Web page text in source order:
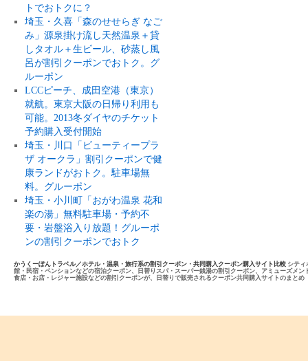
トでおトクに？
埼玉・久喜「森のせせらぎ なご
み」源泉掛け流し天然温泉＋貸
しタオル＋生ビール、砂蒸し風
呂が割引クーポンでおトク。グ
ルーポン
LCCピーチ、成田空港（東京）
就航。東京大阪の日帰り利用も
可能。2013冬ダイヤのチケット
予約購入受付開始
埼玉・川口「ビューティープラ
ザ オークラ」割引クーポンで健
康ランドがおトク。駐車場無
料。グルーポン
埼玉・小川町「おがわ温泉 花和
楽の湯」無料駐車場・予約不
要・岩盤浴入り放題！グルーポ
ンの割引クーポンでおトク
かうくーぽんトラベル／ホテル・温泉・旅行系の割引クーポン・共同購入クーポン購入サイト比較 シティ
館・民宿・ペンションなどの宿泊クーポン、日替りスパ・スーパー銭湯の割引クーポン、アミューズメ
食店・お店・レジャー施設などの割引クーポンが、日替りで販売されるクーポン共同購入サイトのまとめ